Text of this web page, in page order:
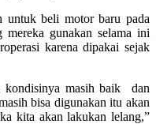
untuk beli motor baru pada
gunakan selama ini
karena dipakai sejak
kondisinya masih baik dan
bisa digunakan itu akan
kita akan lakukan lelang,”